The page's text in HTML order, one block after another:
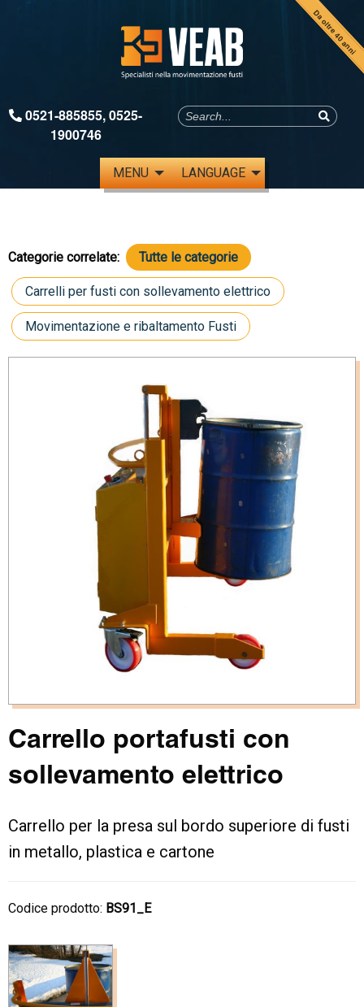
Da oltre 40 anni
0521-885855,0525-
1900746
MENU LANGUAGE
Categorie correlate: Tutte le categorie
Carrelli per fusti con sollevamento elettrico
Movimentazione e ribaltamento Fusti
Carrello portafusti con
sollevamento elettrico
Carrello per la presa sul bordo superiore di fusti
in metallo, plastica e cartone
Codice prodotto: BS91_E